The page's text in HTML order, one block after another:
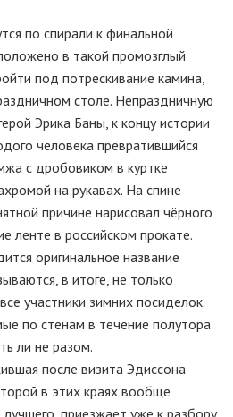
по спирали к финальной
в такой промозглый
под потрескивание камина,
столе. Непраздничную
Эрика Баны, к концу истории
человека превратившийся
с дробовиком в куртке
на рукавах. На спине
причине нарисовал чёрного
ленте в российском прокате.
оригинальное название
в итоге, не только
участники зимних посиделок.
по стенам в течение полутора
ли не разом.
после визита Эдиссона
в этих краях вообще